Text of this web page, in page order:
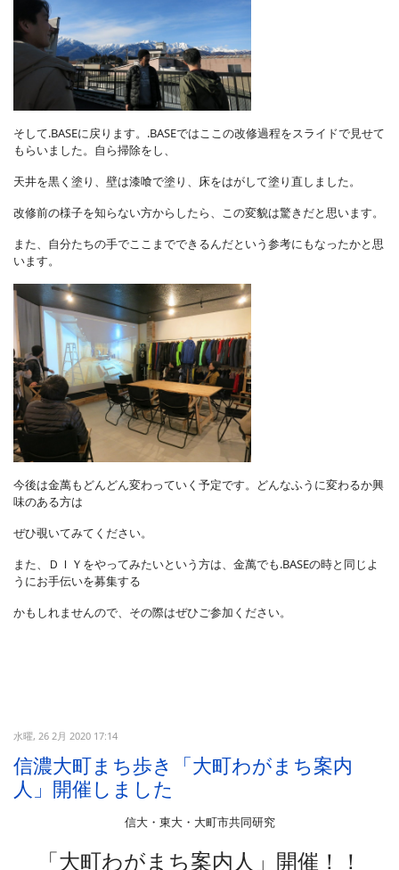
そして.BASEに戻ります。.BASEではここの改修過程をスライドで見せて
天井を黒く塗り、壁は漆喰で塗り、床をはがして塗り直しました。
改修前の様子を知らない方からしたら、この変貌は驚きだと思います。
また、自分たちの手でここまでできるんだという参考にもなったかと思
今後は金萬もどんどん変わっていく予定です。どんなふうに変わるか興
ぜひ覗いてみてください。
また、ＤＩＹをやってみたいという方は、金萬でも.BASEの時と同じよ
かもしれませんので、その際はぜひご参加ください。
信濃大町まち歩き「大町わがまち案内
人」開催しました
信大・東大・大町市共同研究
「大町わがまち案内人」開催！！